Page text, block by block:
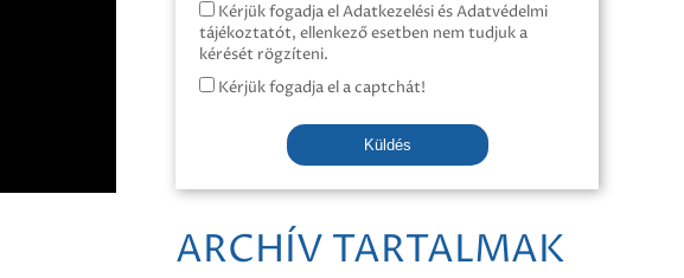
Kérjük fogadja el Adatkezelési és Adatvédelmi
tájékoztatót, ellenkező esetben nem tudjuk a
kérését rögzíteni.
Kérjük fogadja el a captchát!
Küldés
ARCHÍV TARTALMAK